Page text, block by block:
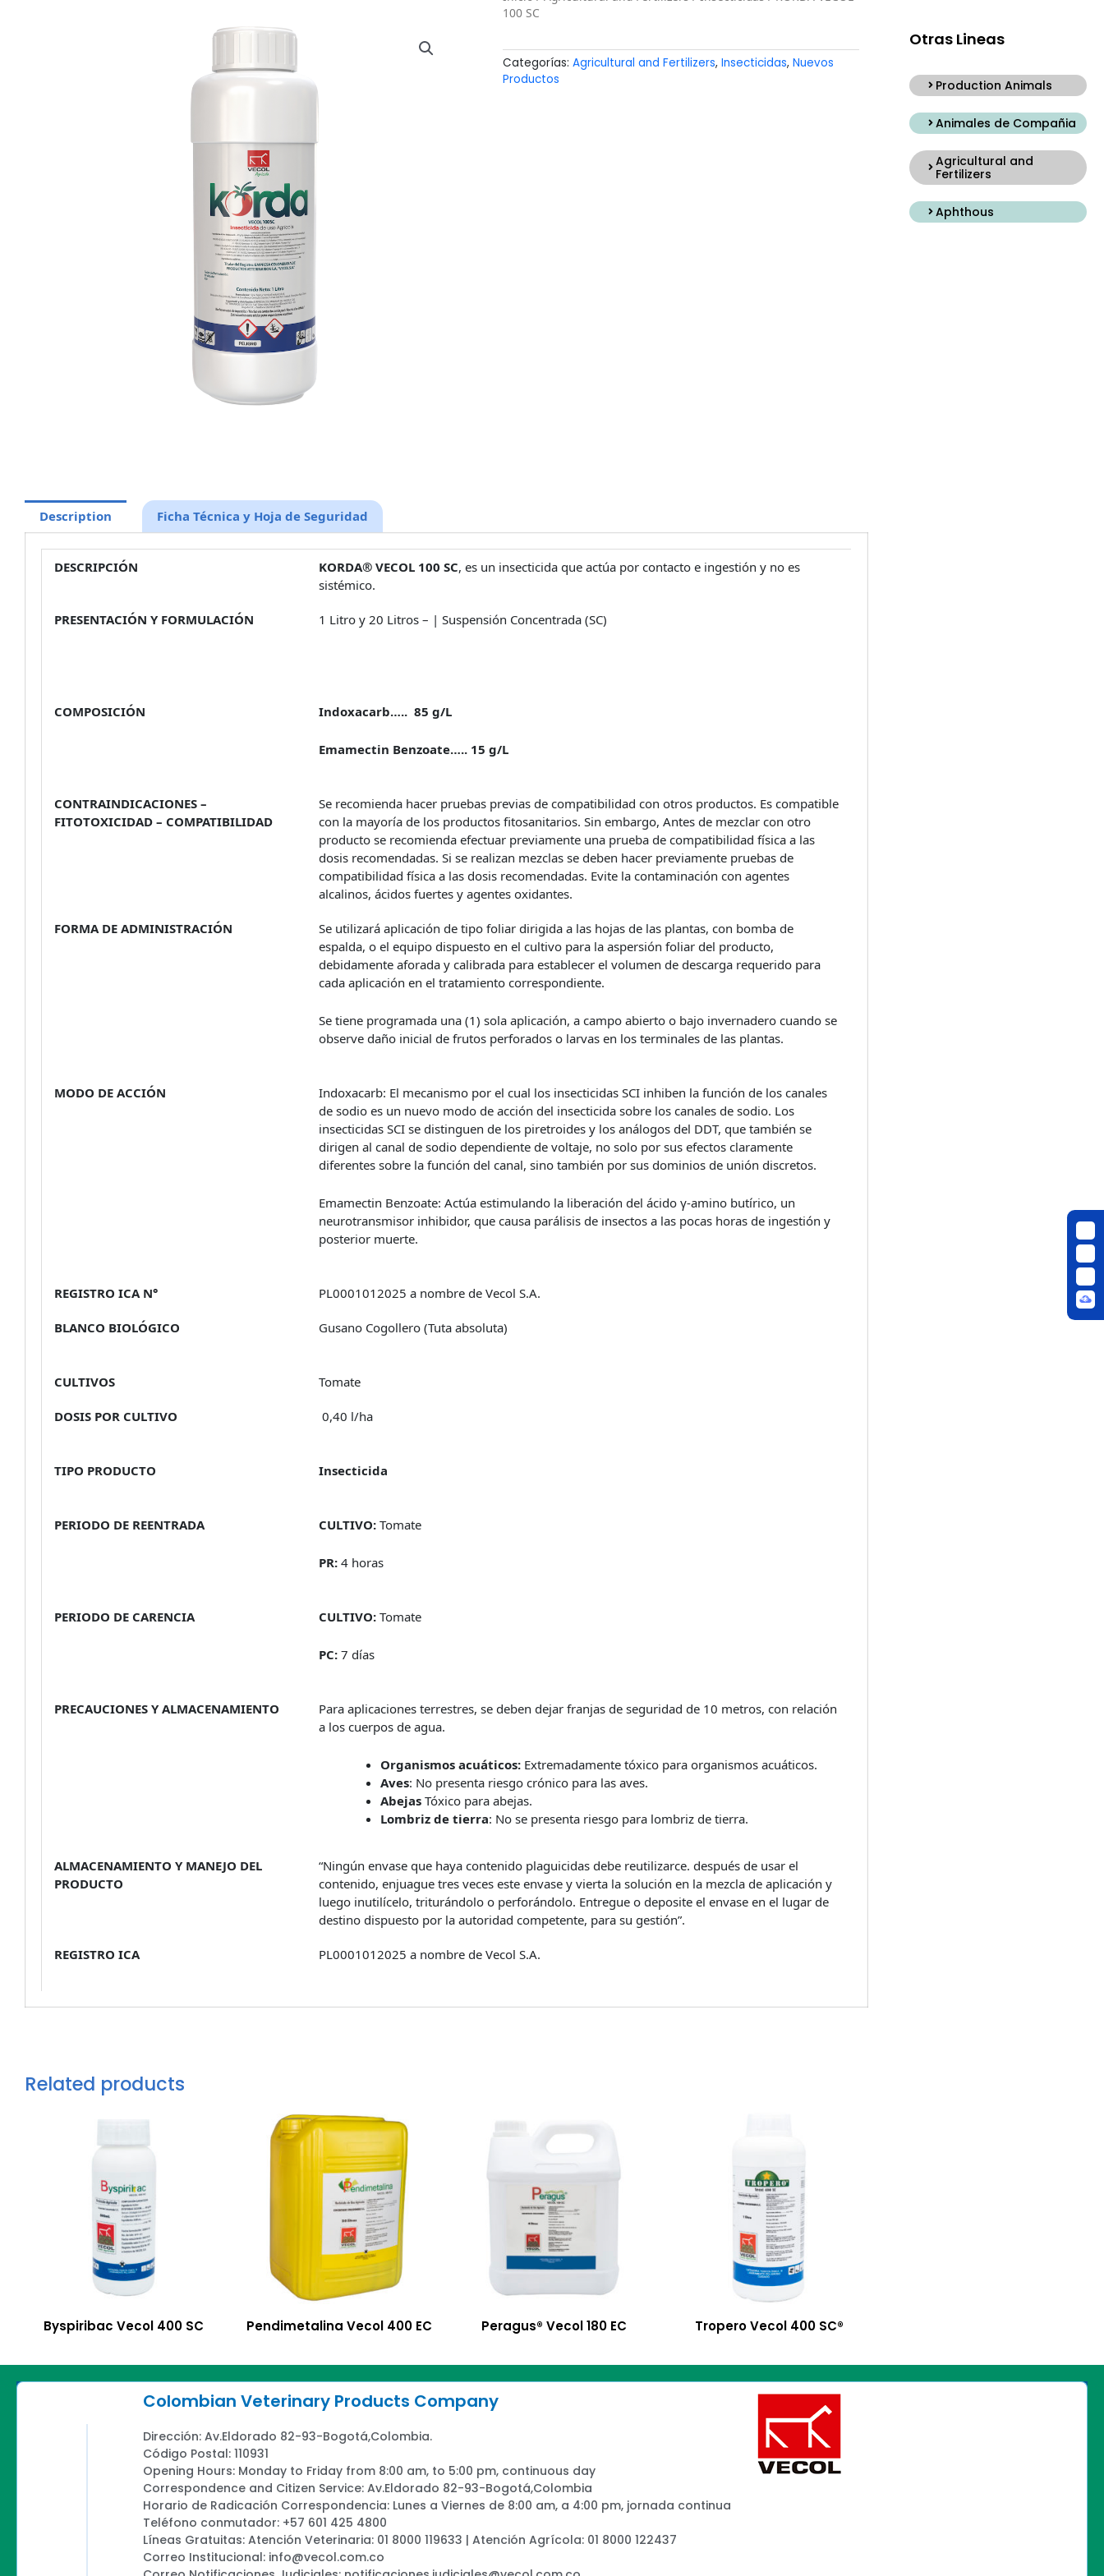
100 SC
Categorías: Agricultural and Fertilizers, Insecticidas, Nuevos
Productos
Description Ficha Técnica y Hoja de Seguridad
DESCRIPCIÓN KORDA® VECOL 100 SC, es un insecticida que actúa por contacto e ingestión y no es
sistémico.
PRESENTACIÓN Y FORMULACIÓN 1 Litro y 20 Litros – | Suspensión Concentrada (SC)
COMPOSICIÓN Indoxacarb….. 85 g/L
Emamectin Benzoate….. 15 g/L
CONTRAINDICACIONES –
FITOTOXICIDAD – COMPATIBILIDAD
Se recomienda hacer pruebas previas de compatibilidad con otros productos. Es compatible
con la mayoría de los productos fitosanitarios. Sin embargo, Antes de mezclar con otro
producto se recomienda efectuar previamente una prueba de compatibilidad física a las
dosis recomendadas. Si se realizan mezclas se deben hacer previamente pruebas de
compatibilidad física a las dosis recomendadas. Evite la contaminación con agentes
alcalinos, ácidos fuertes y agentes oxidantes.
FORMA DE ADMINISTRACIÓN
Se utilizará aplicación de tipo foliar dirigida a las hojas de las plantas, con bomba de
espalda, o el equipo dispuesto en el cultivo para la aspersión foliar del producto,
debidamente aforada y calibrada para establecer el volumen de descarga requerido para
cada aplicación en el tratamiento correspondiente.
Se tiene programada una (1) sola aplicación, a campo abierto o bajo invernadero cuando se
observe daño inicial de frutos perforados o larvas en los terminales de las plantas.
MODO DE ACCIÓN
Indoxacarb: El mecanismo por el cual los insecticidas SCI inhiben la función de los canales
de sodio es un nuevo modo de acción del insecticida sobre los canales de sodio. Los
insecticidas SCI se distinguen de los piretroides y los análogos del DDT, que también se
dirigen al canal de sodio dependiente de voltaje, no solo por sus efectos claramente
diferentes sobre la función del canal, sino también por sus dominios de unión discretos.
Emamectin Benzoate: Actúa estimulando la liberación del ácido γ-amino butírico, un
neurotransmisor inhibidor, que causa parálisis de insectos a las pocas horas de ingestión y
posterior muerte.
REGISTRO ICA N° PL0001012025 a nombre de Vecol S.A.
BLANCO BIOLÓGICO Gusano Cogollero (Tuta absoluta)
CULTIVOS Tomate
DOSIS POR CULTIVO 0,40 l/ha
TIPO PRODUCTO Insecticida
PERIODO DE REENTRADA CULTIVO: Tomate
PR: 4 horas
PERIODO DE CARENCIA CULTIVO: Tomate
PC: 7 días
PRECAUCIONES Y ALMACENAMIENTO
Para aplicaciones terrestres, se deben dejar franjas de seguridad de 10 metros, con relación
a los cuerpos de agua.
Organismos acuáticos: Extremadamente tóxico para organismos acuáticos.
Aves: No presenta riesgo crónico para las aves.
Abejas Tóxico para abejas.
Lombriz de tierra: No se presenta riesgo para lombriz de tierra.
ALMACENAMIENTO Y MANEJO DEL
PRODUCTO
“Ningún envase que haya contenido plaguicidas debe reutilizarce. después de usar el
contenido, enjuague tres veces este envase y vierta la solución en la mezcla de aplicación y
luego inutilícelo, triturándolo o perforándolo. Entregue o deposite el envase en el lugar de
destino dispuesto por la autoridad competente, para su gestión”.
REGISTRO ICA PL0001012025 a nombre de Vecol S.A.
Related products
Byspiribac Vecol 400 SC Pendimetalina Vecol 400 EC Peragus® Vecol 180 EC Tropero Vecol 400 SC®
Otras Lineas
Production Animals
Animales de Compañia
Agricultural and
Fertilizers
Aphthous
Colombian Veterinary Products Company
Dirección: Av.Eldorado 82-93-Bogotá,Colombia.
Código Postal: 110931
Opening Hours: Monday to Friday from 8:00 am, to 5:00 pm, continuous day
Correspondence and Citizen Service: Av.Eldorado 82-93-Bogotá,Colombia
Horario de Radicación Correspondencia: Lunes a Viernes de 8:00 am, a 4:00 pm, jornada continua
Teléfono conmutador: +57 601 425 4800
Líneas Gratuitas: Atención Veterinaria: 01 8000 119633 | Atención Agrícola: 01 8000 122437
Correo Institucional: info@vecol.com.co